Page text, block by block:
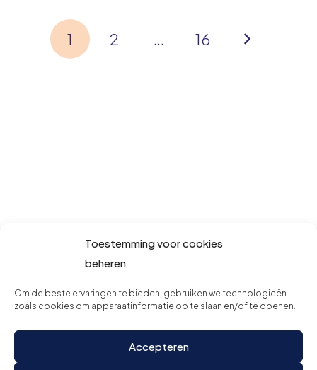
Toestemming voor cookies
beheren
Om de beste ervaringen te bieden, gebruiken we technologieën
zoals cookies om apparaatinformatie op te slaan en/of te openen.
Accepteren
1 2 … 16